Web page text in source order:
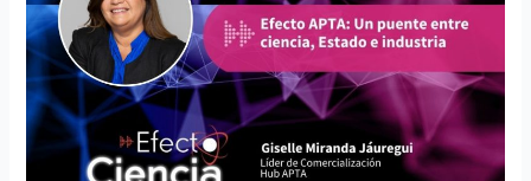
UFRO
Radio:
“Buscamos
innovaciones
de
alto